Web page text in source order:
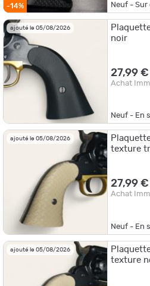
-14% Neuf -
ajouté le 05/08/2026
noir
27,99 €
Achat
Neuf - En
ajouté le 05/08/2026
texture
27,99 €
Achat
Neuf - En
ajouté le 05/08/2026
texture